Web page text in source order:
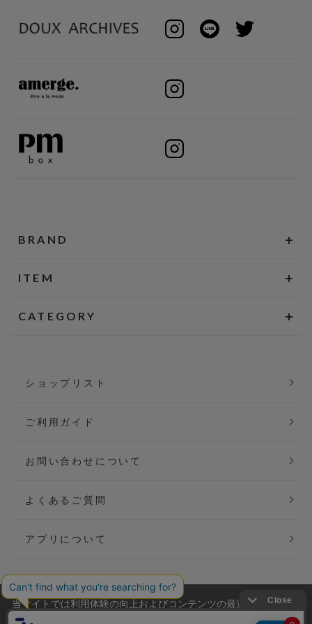
BRAND
ITEM
CATEGORY
ショップリスト
ご利用ガイド
お問い合わせについて
よくあるご質問
アプリについて
会社概要
当サイトでは利用体験の向上およびコンテンツの最適な提供、ト
ラフィックの分析を目的としてCookieを使用しています。